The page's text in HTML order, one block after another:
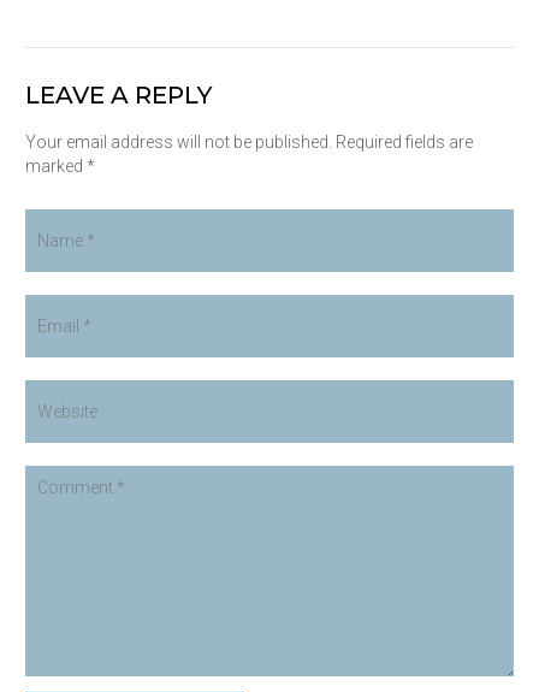
LEAVE A REPLY
Your email address will not be published. Required fields are
marked *